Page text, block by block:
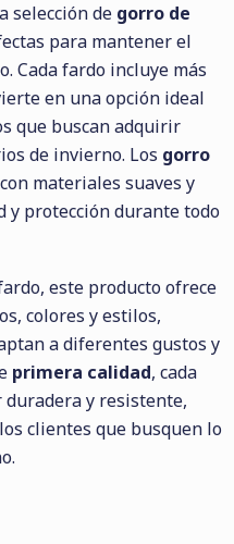
selección de gorro de
para mantener el
Cada fardo incluye más
en una opción ideal
que buscan adquirir
de invierno. Los gorro
materiales suaves y
y protección durante todo
este producto ofrece
colores y estilos,
a diferentes gustos y
primera calidad, cada
duradera y resistente,
clientes que busquen lo